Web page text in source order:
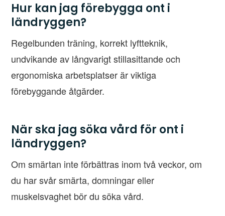
Hur kan jag förebygga ont i
ländryggen?
Regelbunden träning, korrekt lyftteknik,
undvikande av långvarigt stillasittande och
ergonomiska arbetsplatser är viktiga
förebyggande åtgärder.
När ska jag söka vård för ont i
ländryggen?
Om smärtan inte förbättras inom två veckor, om
du har svår smärta, domningar eller
muskelsvaghet bör du söka vård.